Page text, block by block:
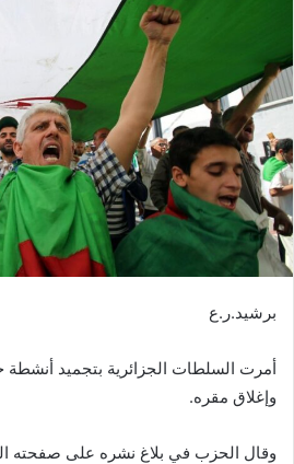
ل
د
ا
إ
ل
ك
ي
برشيد.ر.ع
أمرت السلطات الجزائرية بتجميد أنشطة
وإغلاق مقره.
وقال الحزب في بلاغ نشره على صفحته